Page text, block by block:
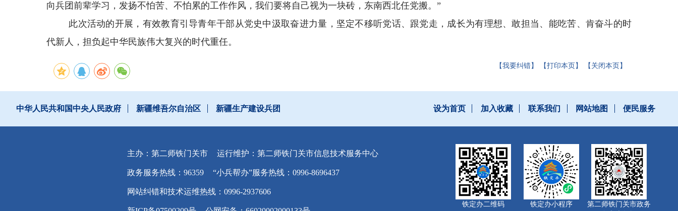
向兵团前辈学习，发扬不怕苦、不怕累的工作作风，我们要将自己视为一块砖，东南西北任党搬。”
此次活动的开展，有效教育引导青年干部从党史中汲取奋进力量，坚定不移听党话、跟党走，成长为有理想、敢担当、能吃苦、肯奋斗的时
代新人，担负起中华民族伟大复兴的时代重任。
【我要纠错】 【打印本页】 【关闭本页】
中华人民共和国中央人民政府 新疆维吾尔自治区 新疆生产建设兵团 设为首页 加入收藏 联系我们 网站地图 便民服务
主办：第二师铁门关市 运行维护：第二师铁门关市信息技术服务中心
政务服务热线：96359 “小兵帮办”服务热线：0996-8696437
网站纠错和技术运维热线：0996-2937606
铁定办二维码 铁定办小程序
第二师铁门关市政务